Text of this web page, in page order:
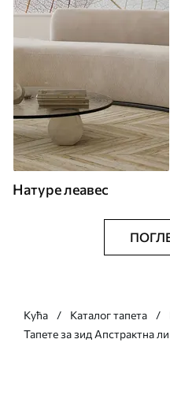
Натуре леавес
Кућа Каталог тапета
Тапете за зид Апстрактна